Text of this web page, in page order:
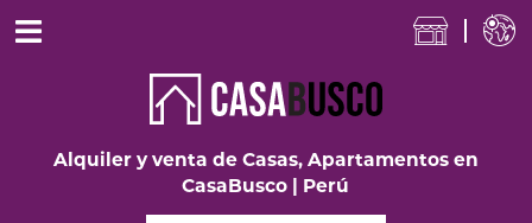
Alquiler y venta de Casas, Apartamentos en
CasaBusco | Perú